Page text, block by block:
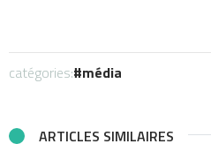
catégories: média
ARTICLES SIMILAIRES